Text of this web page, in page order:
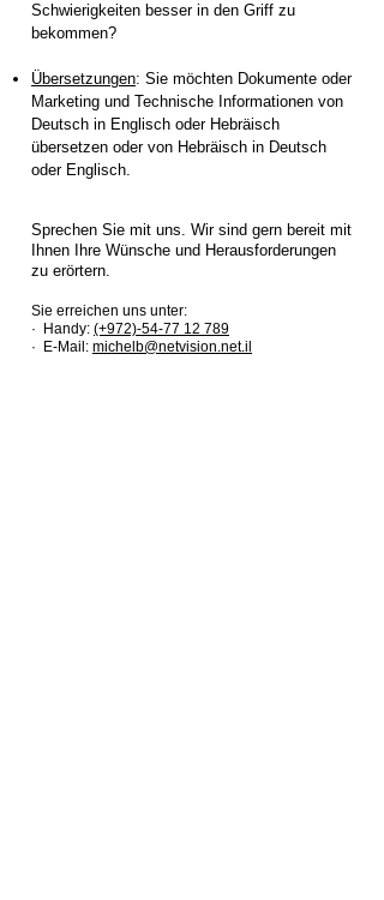
Schwierigkeiten besser in den Griff zu
bekommen?
Übersetzungen: Sie möchten Dokumente oder
Marketing und Technische Informationen von
Deutsch in Englisch oder Hebräisch
übersetzen oder von Hebräisch in Deutsch
oder Englisch.
Sprechen Sie mit uns. Wir sind gern bereit mit
Ihnen Ihre Wünsche und Herausforderungen
zu erörtern.
Sie erreichen uns unter:
·
Handy: (+972)-54-77 12 789
· E-Mail: michelb@netvision.net.il